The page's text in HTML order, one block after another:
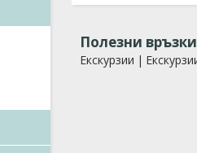
Полезни
Екскурзии |